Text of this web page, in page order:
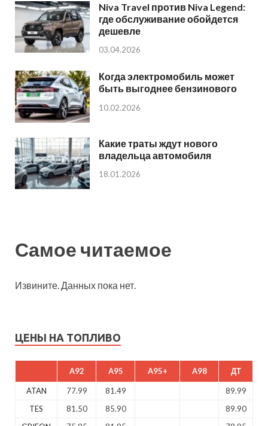
Niva Travel против Niva Legend:
где обслуживание обойдется
дешевле
03.04.2026
Когда электромобиль может
быть выгоднее бензинового
10.02.2026
Какие траты ждут нового
владельца автомобиля
18.01.2026
Самое читаемое
Извините. Данных пока нет.
ЦЕНЫ НА ТОПЛИВО
A92 A95 A95+ A98 ДТ
ATAN 77.99 81.49
89.99
TES
81.50 85.90
89.90